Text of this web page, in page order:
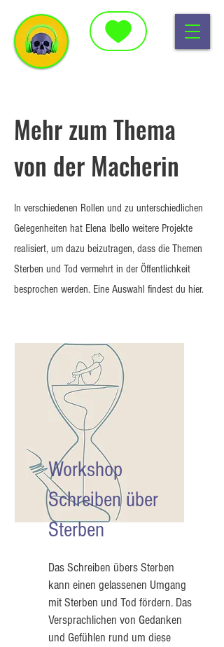
Mehr zum Thema
von der Macherin
In verschiedenen Rollen und zu unterschiedlichen
Gelegenheiten hat Elena Ibello weitere Projekte
realisiert, um dazu beizutragen, dass die Themen
Sterben und Tod vermehrt in der Öffentlichkeit
besprochen werden. Eine Auswahl findest du hier.
Workshop
Schreiben über
Sterben
Das Schreiben übers Sterben
kann einen gelassenen Umgang
mit Sterben und Tod fördern. Das
Versprachlichen von Gedanken
und Gefühlen rund um diese